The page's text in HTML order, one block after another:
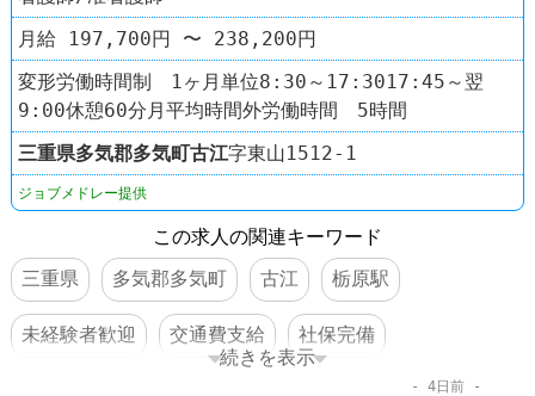
月給 197,700円 〜 238,200円
変形労働時間制 1ヶ月単位8:30～17:3017:45～翌
9:00休憩60分月平均時間外労働時間 5時間
三重県多気郡多気町古江字東山1512-1
ジョブメドレー提供
この求人の関連キーワード
三重県
多気郡多気町 古江 栃原駅
未経験者歓迎 交通費支給 社保完備
続きを表示
4日前